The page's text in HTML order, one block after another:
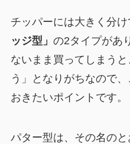
チッパーには大きく分け
ッジ型」 の2タイプがあ
ないまま買ってしまう
う」となりがちなので
おきたいポイントです。
パター型は、その名の